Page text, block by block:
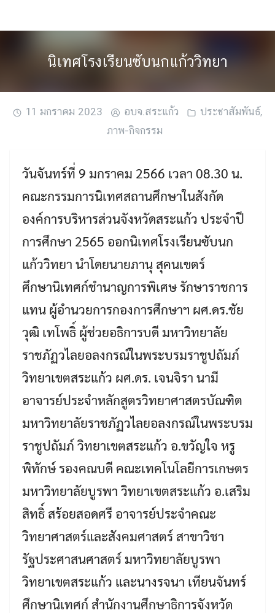
นิเทศโรงเรียนซับนกแก้ววิทยา
11 มกราคม 2023 อบจ.สระแก้ว ประชาสัมพันธ์,
ภาพ-กิจกรรม
วันจันทร์ที่ 9 มกราคม 2566 เวลา 08.30 น.
คณะกรรมการนิเทศสถานศึกษาในสังกัด
องค์การบริหารส่วนจังหวัดสระแก้ว ประจำปี
การศึกษา 2565 ออกนิเทศโรงเรียนซับนก
แก้ววิทยา นำโดยนายภานุ สุคนเขตร์
ศึกษานิเทศก์ชำนาญการพิเศษ รักษาราชการ
แทน ผู้อำนวยการกองการศึกษาฯ ผศ.ดร.ชัย
วุฒิ เทโพธิ์ ผู้ช่วยอธิการบดี มหาวิทยาลัย
ราชภัฏวไลยอลงกรณ์ในพระบรมราชูปถัมภ์
วิทยาเขตสระแก้ว ผศ.ดร. เจนจิรา นามี
อาจารย์ประจำหลักสูตรวิทยาศาสตรบัณฑิต
มหาวิทยาลัยราชภัฏวไลยอลงกรณ์ในพระบรม
ราชูปถัมภ์ วิทยาเขตสระแก้ว อ.ขวัญใจ หรู
พิทักษ์ รองคณบดี คณะเทคโนโลยีการเกษตร
มหาวิทยาลัยบูรพา วิทยาเขตสระแก้ว อ.เสริม
สิทธิ์ สร้อยสอดศรี อาจารย์ประจำคณะ
วิทยาศาสตร์และสังคมศาสตร์ สาขาวิชา
รัฐประศาสนศาสตร์ มหาวิทยาลัยบูรพา
วิทยาเขตสระแก้ว และนางรจนา เทียนจันทร์
ศึกษานิเทศก์ สำนักงานศึกษาธิการจังหวัด